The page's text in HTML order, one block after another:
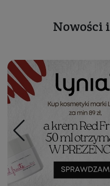
Nowości i